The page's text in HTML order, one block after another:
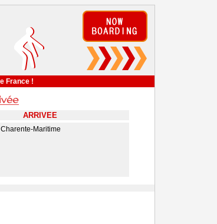
France !
ARRIVEE
Charente-Maritime